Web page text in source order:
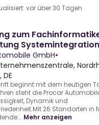
vor über 30 Tagen
zum
Systemintegration
GmbH•
beginnt mit dem heutigen
steht die Procar
Dynamik und
26 Standorten in
Mehr anzeigen